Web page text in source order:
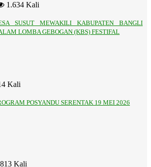
1.634 Kali
SUSUT MEWAKILI KABUPATEN BANGLI
LOMBA GEBOGAN (KBS) FESTIFAL
Kali
POSYANDU SERENTAK 19 MEI 2026
Kali